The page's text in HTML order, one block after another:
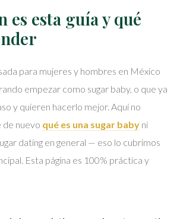
es esta guía y qué
para mujeres y hombres en México
empezar como sugar baby, o que ya
y quieren hacerlo mejor. Aquí no
de nuevo qué es una sugar baby ni
dating en general — eso lo cubrimos
Esta página es 100% práctica y